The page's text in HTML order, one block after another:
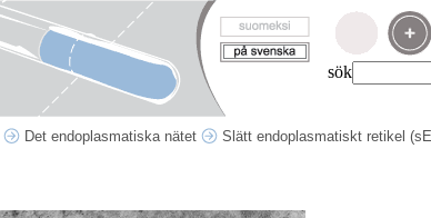
sök
Det endoplasmatiska nätet Slätt endoplasmatiskt retikel